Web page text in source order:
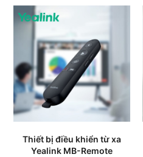
Thiết bị điều khiển từ xa
Yealink MB-Remote